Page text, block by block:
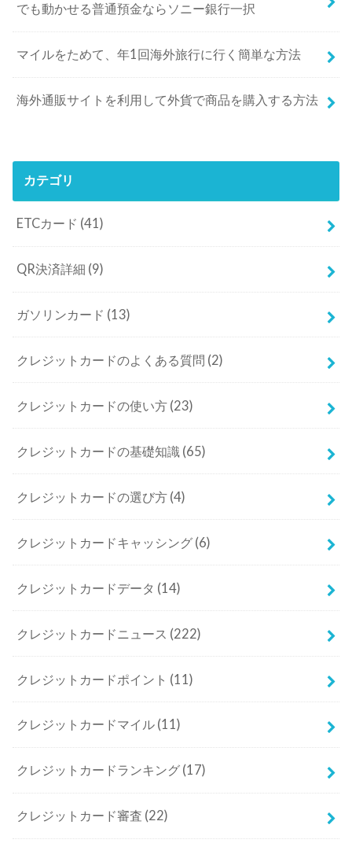
でも動かせる普通預金ならソニー銀行一択
マイルをためて、年1回海外旅行に行く簡単な方法
海外通販サイトを利用して外貨で商品を購入する方法
カテゴリ
ETCカード (41)
QR決済詳細 (9)
ガソリンカード (13)
クレジットカードのよくある質問 (2)
クレジットカードの使い方 (23)
クレジットカードの基礎知識 (65)
クレジットカードの選び方 (4)
クレジットカードキャッシング (6)
クレジットカードデータ (14)
クレジットカードニュース (222)
クレジットカードポイント (11)
クレジットカードマイル (11)
クレジットカードランキング (17)
クレジットカード審査 (22)